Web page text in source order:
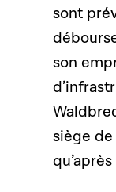
sont
son
siège